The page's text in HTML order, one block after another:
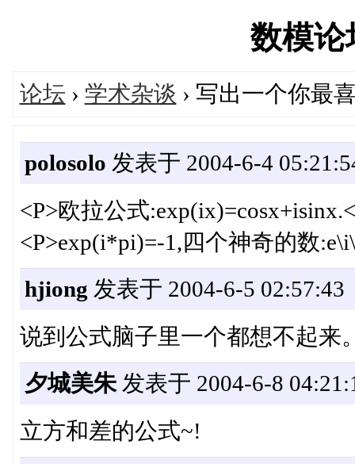
数模论
论坛 › 学术杂谈 › 写出一个你最
polosolo 发表于 2004-6-4
<P>欧拉公式
<P>exp(i*pi)=-1,四个神奇的数
hjiong 发表于 2004-6-5 02:57:43
说到公式脑子里一个都想不起来
夕城美朱发表于 2004-6-8
立方和差的公式~!